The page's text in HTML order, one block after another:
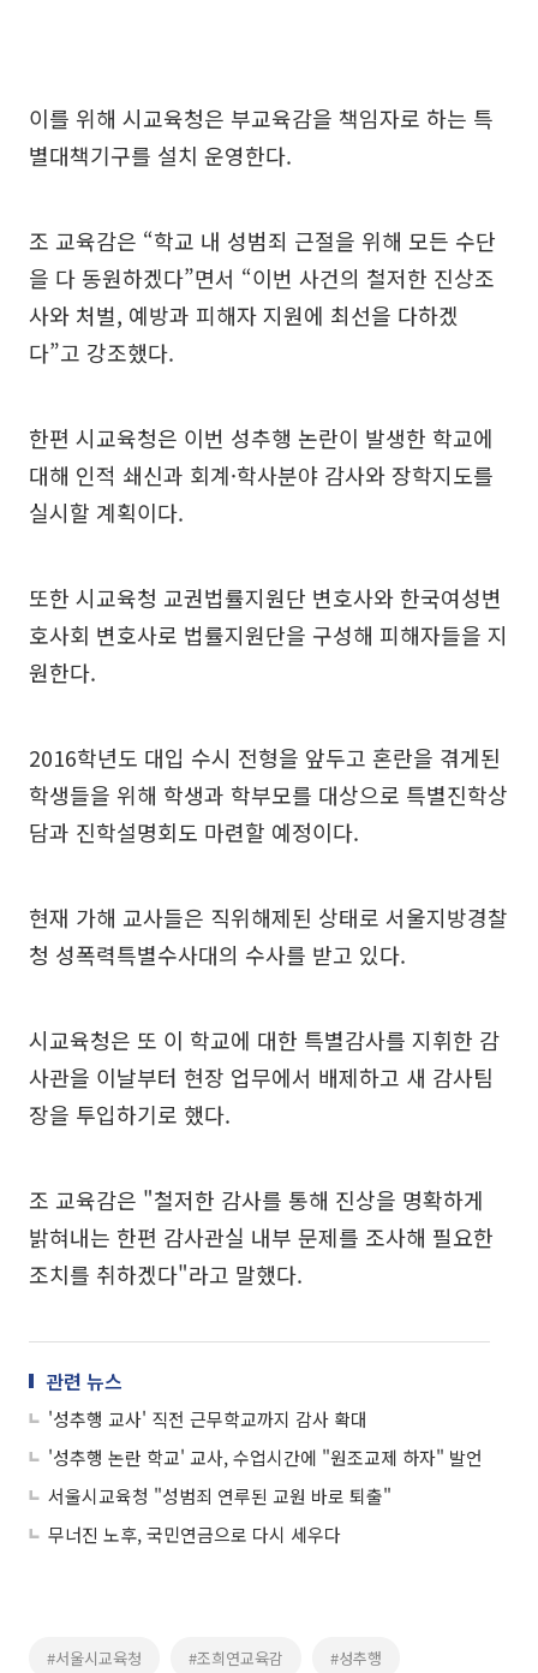
이를 위해 시교육청은 부교육감을 책임자로 하는 특
별대책기구를 설치 운영한다.
조 교육감은 “학교 내 성범죄 근절을 위해 모든 수단
을 다 동원하겠다”면서 “이번 사건의 철저한 진상조
사와 처벌, 예방과 피해자 지원에 최선을 다하겠
다”고 강조했다.
한편 시교육청은 이번 성추행 논란이 발생한 학교에
대해 인적 쇄신과 회계·학사분야 감사와 장학지도를
실시할 계획이다.
또한 시교육청 교권법률지원단 변호사와 한국여성변
호사회 변호사로 법률지원단을 구성해 피해자들을 지
원한다.
2016학년도 대입 수시 전형을 앞두고 혼란을 겪게된
학생들을 위해 학생과 학부모를 대상으로 특별진학상
담과 진학설명회도 마련할 예정이다.
현재 가해 교사들은 직위해제된 상태로 서울지방경찰
청 성폭력특별수사대의 수사를 받고 있다.
시교육청은 또 이 학교에 대한 특별감사를 지휘한 감
사관을 이날부터 현장 업무에서 배제하고 새 감사팀
장을 투입하기로 했다.
조 교육감은 "철저한 감사를 통해 진상을 명확하게
밝혀내는 한편 감사관실 내부 문제를 조사해 필요한
조치를 취하겠다"라고 말했다.
관련 뉴스
'성추행 교사' 직전 근무학교까지 감사 확대
'성추행 논란 학교' 교사, 수업시간에 "원조교제 하자" 발언
서울시교육청 "성범죄 연루된 교원 바로 퇴출"
무너진 노후, 국민연금으로 다시 세우다
#서울시교육청 #조희연교육감 #성추행